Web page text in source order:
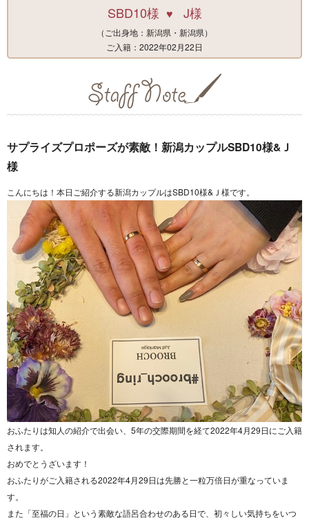
SBD10様 ♥ J様
（ご出身地：新潟県・新潟県）
ご入籍：2022年02月22日
サプライズプロポーズが素敵！新潟カップルSBD10様&Ｊ
様
こんにちは！本日ご紹介する新潟カップルはSBD10様&Ｊ様です。
おふたりは知人の紹介で出会い、5年の交際期間を経て2022年4月29日にご入籍
されます。
おめでとうざいます！
おふたりがご入籍される2022年4月29日は先勝と一粒万倍日が重なっていま
す。
また「至福の日」という素敵な語呂合わせのある日で、初々しい気持ちをいつ